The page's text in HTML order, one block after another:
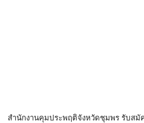
สำนักงานคุมประพฤติจังหวัดชุมพร รับสมั